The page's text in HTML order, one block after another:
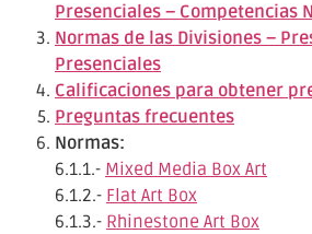
Presenciales – Competencias
Normas de las Divisiones –
Presenciales
Calificaciones para obtener
Preguntas frecuentes
Normas:
6.1.1.- Mixed Media Box Art
6.1.2.- Flat Art Box
6.1.3.- Rhinestone Art Box